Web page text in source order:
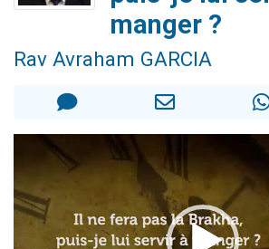
30 personnes viennent de faire un
Il reste 49 places pour
12 nouvelles musiques
manger ?
Rav Avraham GARCIA